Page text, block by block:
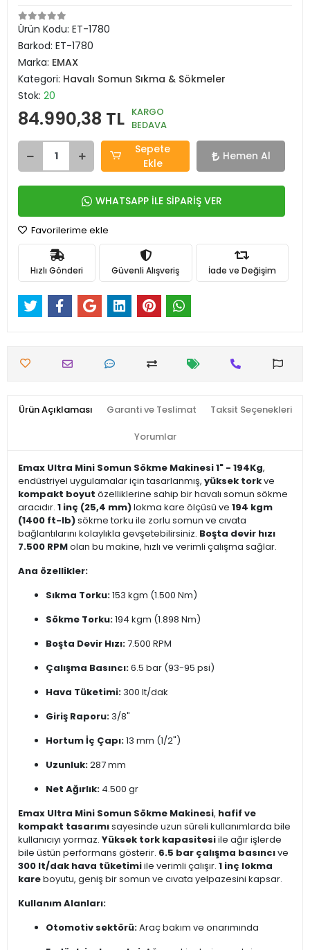
Ürün Kodu: ET-1780
Barkod: ET-1780
Marka: EMAX
Kategori: Havalı Somun Sıkma & Sökmeler
Stok: 20
84.990,38 TL KARGO
BEDAVA
Sepete
Ekle
Hemen Al
WHATSAPP İLE SİPARİŞ VER
Favorilerime ekle
Hızlı Gönderi Güvenli Alışveriş İade ve Değişim
Ürün Açıklaması Garanti ve Teslimat Taksit Seçenekleri
Yorumlar
Emax Ultra Mini Somun Sökme Makinesi 1" - 194Kg,
endüstriyel uygulamalar için tasarlanmış, yüksek torkve
kompakt boyut özelliklerine sahip bir havalı somun sökme
aracıdır. 1 inç (25,4 mm)lokma kare ölçüsü ve 194 kgm
(1400 ft-lb)sökme torku ile zorlu somun ve cıvata
bağlantılarını kolaylıkla gevşetebilirsiniz. Boşta devir hızı
7.500 RPMolan bu makine, hızlı ve verimli çalışma sağlar.
Ana özellikler:
Sıkma Torku:153 kgm (1.500 Nm)
Sökme Torku:194 kgm (1.898 Nm)
Boşta Devir Hızı:7.500 RPM
Çalışma Basıncı:6.5 bar (93-95 psi)
Hava Tüketimi:300 lt/dak
Giriş Raporu:3/8"
Hortum İç Çapı:13 mm (1/2")
Uzunluk:287 mm
Net Ağırlık: 4.500 gr
Emax Ultra Mini Somun Sökme Makinesi, hafif ve
kompakt tasarımısayesinde uzun süreli kullanımlarda bile
kullanıcıyı yormaz. Yüksek tork kapasitesiile ağır işlerde
bile üstün performans gösterir. 6.5 bar çalışma basıncıve
300 lt/dak hava tüketimiile verimli çalışır. 1 inç lokma
kareboyutu, geniş bir somun ve cıvata yelpazesini kapsar.
Kullanım Alanları:
Otomotiv sektörü:Araç bakım ve onarımında